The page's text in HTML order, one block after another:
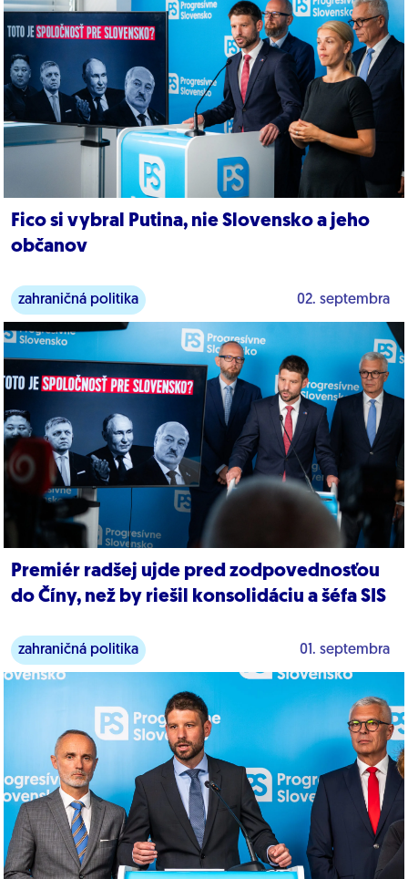
Fico si vybral Putina, nie Slovensko a jeho
občanov
zahraničná politika 02. septembra
Premiér radšej ujde pred zodpovednosťou
do Číny, než by riešil konsolidáciu a šéfa SIS
zahraničná politika 01. septembra